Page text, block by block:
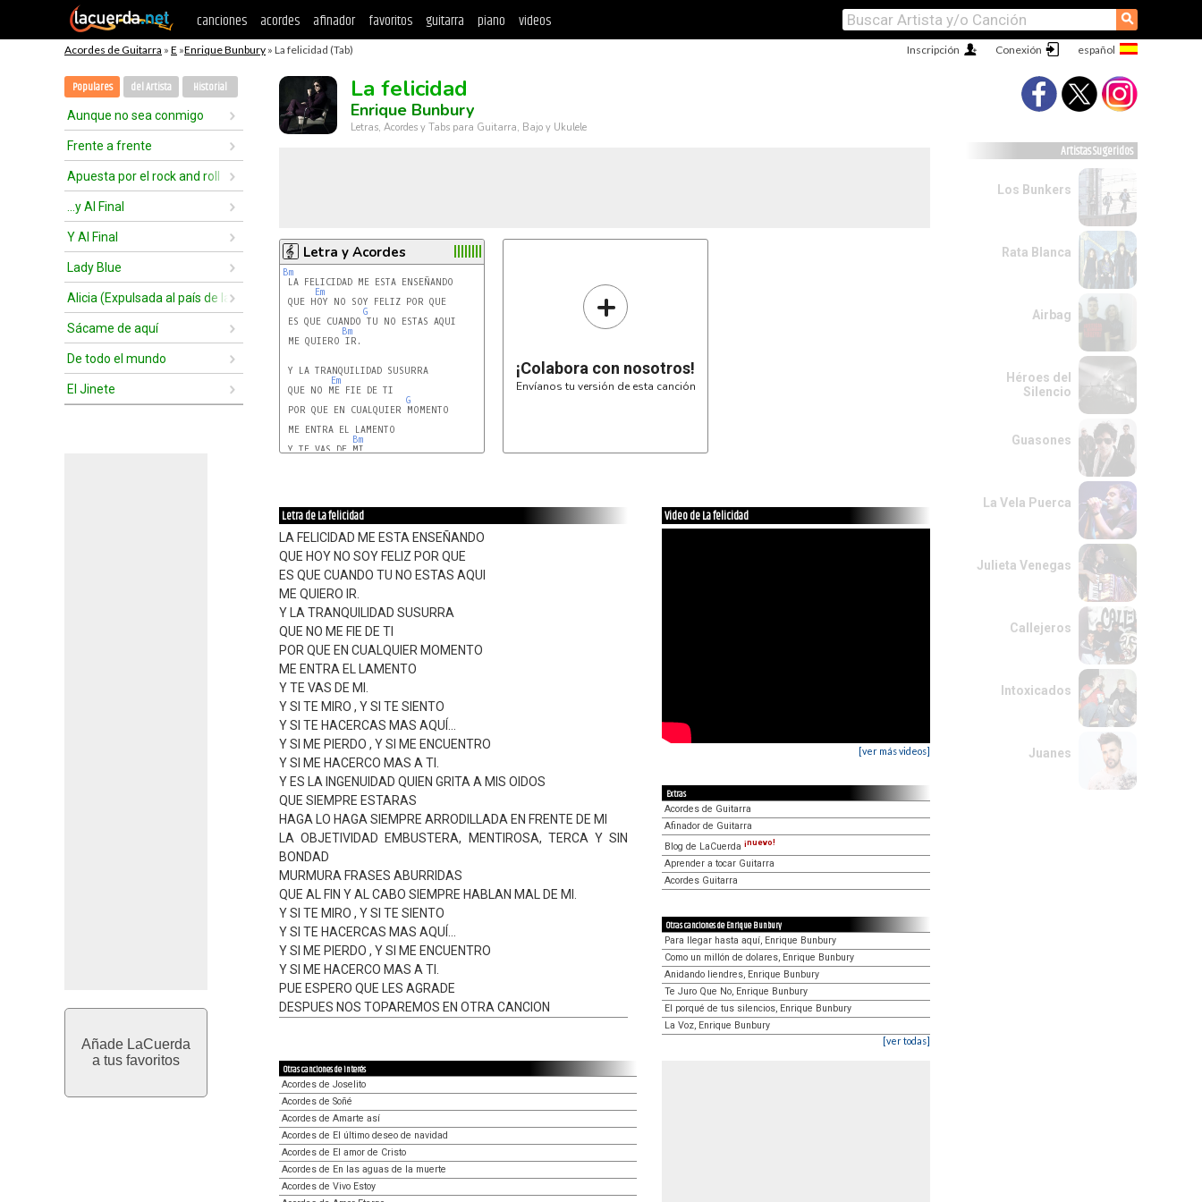
canciones acordes afinador favoritos guitarra piano videos ⚲
Acordes de Guitarra » E »Enrique Bunbury » La felicidad (Tab) Conexión
Inscripción
Populares del Artista Historial
Aunque no sea conmigo
Frente a frente
Apuesta por el rock and roll
...y Al Final
Y Al Final
Lady Blue
Alicia (Expulsada al país de las maravillas)
Sácame de aquí
De todo el mundo
El Jinete
Añade LaCuerda
a tus favoritos
La felicidad
Enrique Bunbury
Letras, Acordes y Tabs para Guitarra, Bajo y Ukulele
Letra y Acordes
Bm
Em
QUE HOY NO SOY FELIZ POR QUE
G
ES QUE CUANDO TU NO ESTAS AQUI
Bm
ME QUIERO IR.
Y LA TRANQUILIDAD SUSURRA
Em
QUE NO ME FIE DE TI
G
POR QUE EN CUALQUIER MOMENTO
ME ENTRA EL LAMENTO
Bm
Y TE VAS DE MI.
+
¡Colabora con nosotros!
Envíanos tu versión de esta canción
Letra de La felicidad
LA FELICIDAD ME ESTA ENSEÑANDO
QUE HOY NO SOY FELIZ POR QUE
ES QUE CUANDO TU NO ESTAS AQUI
ME QUIERO IR.
Y LA TRANQUILIDAD SUSURRA
QUE NO ME FIE DE TI
POR QUE EN CUALQUIER MOMENTO
ME ENTRA EL LAMENTO
Y TE VAS DE MI.
Y SI TE MIRO , Y SI TE SIENTO
Y SI TE HACERCAS MAS AQUÍ...
Y SI ME PIERDO , Y SI ME ENCUENTRO
Y SI ME HACERCO MAS A TI.
Y ES LA INGENUIDAD QUIEN GRITA A MIS OIDOS
QUE SIEMPRE ESTARAS
HAGA LO HAGA SIEMPRE ARRODILLADA EN FRENTE DE MI
LA OBJETIVIDAD EMBUSTERA, MENTIROSA, TERCA Y SIN
BONDAD
MURMURA FRASES ABURRIDAS
QUE AL FIN Y AL CABO SIEMPRE HABLAN MAL DE MI.
Y SI TE MIRO , Y SI TE SIENTO
Y SI TE HACERCAS MAS AQUÍ...
Y SI ME PIERDO , Y SI ME ENCUENTRO
Y SI ME HACERCO MAS A TI.
PUE ESPERO QUE LES AGRADE
DESPUES NOS TOPAREMOS EN OTRA CANCION
Video de La felicidad
[ver más videos]
Extras
Acordes de Guitarra
Afinador de Guitarra
Blog de LaCuerda ¡nuevo!
Aprender a tocar Guitarra
Acordes Guitarra
Otras canciones de Enrique Bunbury
Para llegar hasta aquí, Enrique Bunbury
Como un millón de dolares, Enrique Bunbury
Anidando liendres, Enrique Bunbury
Te Juro Que No, Enrique Bunbury
El porqué de tus silencios, Enrique Bunbury
La Voz, Enrique Bunbury
[ver todas]
Otras canciones de interés
Acordes de Joselito
Acordes de Soñé
Acordes de Amarte así
Acordes de El último deseo de navidad
Acordes de El amor de Cristo
Acordes de En las aguas de la muerte
Acordes de Vivo Estoy
Artistas Sugeridos
Los Bunkers
Rata Blanca
Airbag
Héroes del
Silencio
Guasones
La Vela Puerca
Julieta Venegas
Callejeros
Intoxicados
Juanes